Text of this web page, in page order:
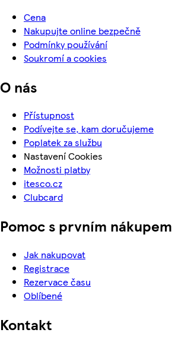
Cena
Nakupujte online bezpečně
Podmínky používání
Soukromí a cookies
O nás
Přístupnost
Podívejte se, kam doručujeme
Poplatek za službu
Nastavení Cookies
Možnosti platby
itesco.cz
Clubcard
Pomoc s prvním nákupem
Jak nakupovat
Registrace
Rezervace času
Oblíbené
Kontakt